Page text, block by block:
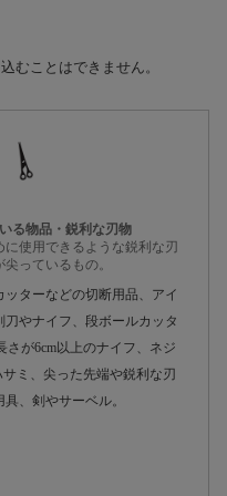
むことはできません。
る物品・鋭利な刃物
使用できるような鋭利な刃
っているもの。
ターなどの切断用品、アイ
やナイフ、段ボールカッタ
さが6cm以上のナイフ、ネジ
ミ、尖った先端や鋭利な刃
、剣やサーベル。